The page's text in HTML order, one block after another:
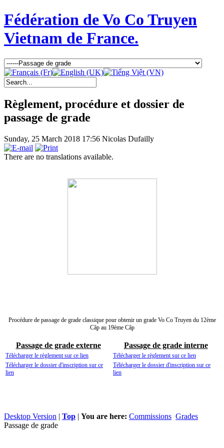
Fédération de Vo Co Truyen
Vietnam de France.
Règlement, procédure et dossier de
passage de grade
Sunday, 25 March 2018 17:56 Nicolas Dufailly
There are no translations available.
Procédure de passage de grade classique pour obtenir un grade Vo Co Truyen du 12ème
Câp au 19ème Câp
Passage de grade externe Passage de grade interne
Télécharger le règlement sur ce lien
Télécharger le règlement sur ce lien
Télécharger le dossier d'inscription sur ce
lien
Télécharger le dossier d'inscription sur ce
lien
Desktop Version | Top | You are here: Commissions Grades
Passage de grade